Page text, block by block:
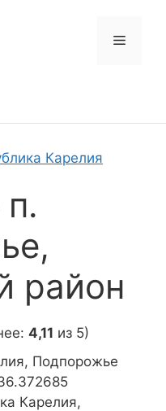
Меню
Карелия
район
4,11 из 5)
Подпорожье
Карелия,